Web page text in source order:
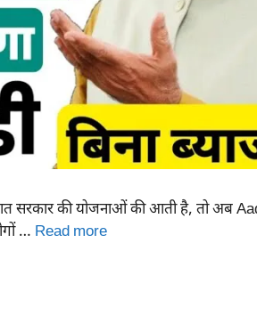
की योजनाओं की आती है, तो अब
… Read more